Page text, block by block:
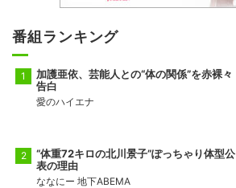
番組ランキング
加護亜依、芸能人との“体の関係”を赤裸々
告白
愛のハイエナ
“体重72キロの北川景子”ぽっちゃり体型公
表の理由
ななにー 地下ABEMA